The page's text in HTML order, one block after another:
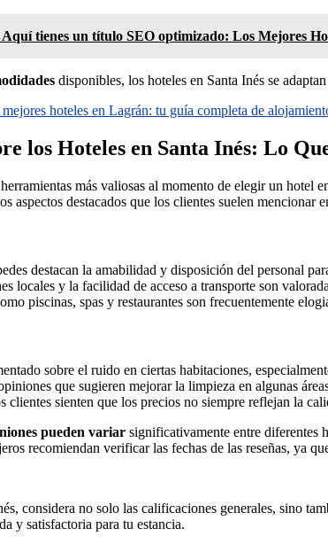
Aquí tienes un título SEO optimizado: Los Mejores
disponibles, los hoteles en Santa Inés se
hoteles en Lagrán: tu guía completa de
los Hoteles en Santa Inés: Lo
más valiosas al momento de elegir un hotel
aspectos destacados que los clientes suelen mencionar
destacan la amabilidad y disposición del personal
locales y la facilidad de acceso a transporte son
piscinas, spas y restaurantes son frecuentemente
sobre el ruido en ciertas habitaciones,
que sugieren mejorar la limpieza en algunas
clientes sienten que los precios no siempre reflejan la
pueden variar significativamente entre diferentes
recomiendan verificar las fechas de las reseñas, ya
considera no solo las calificaciones generales, sino
y satisfactoria para tu estancia.